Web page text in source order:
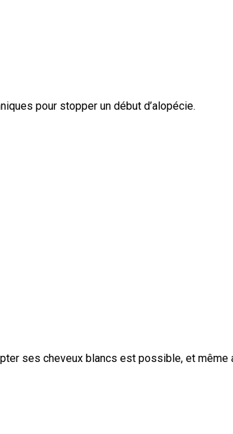
pour stopper un début d’alopécie.
ses cheveux blancs est possible, et